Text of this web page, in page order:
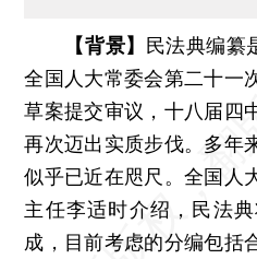
【背景】
民法典编纂
全国人大常委会第二十一
草案提交审议，十八届四
再次迈出实质步伐。多年
似乎已近在咫尺。全国人
主任李适时介绍，民法
成，目前考虑的分编包括